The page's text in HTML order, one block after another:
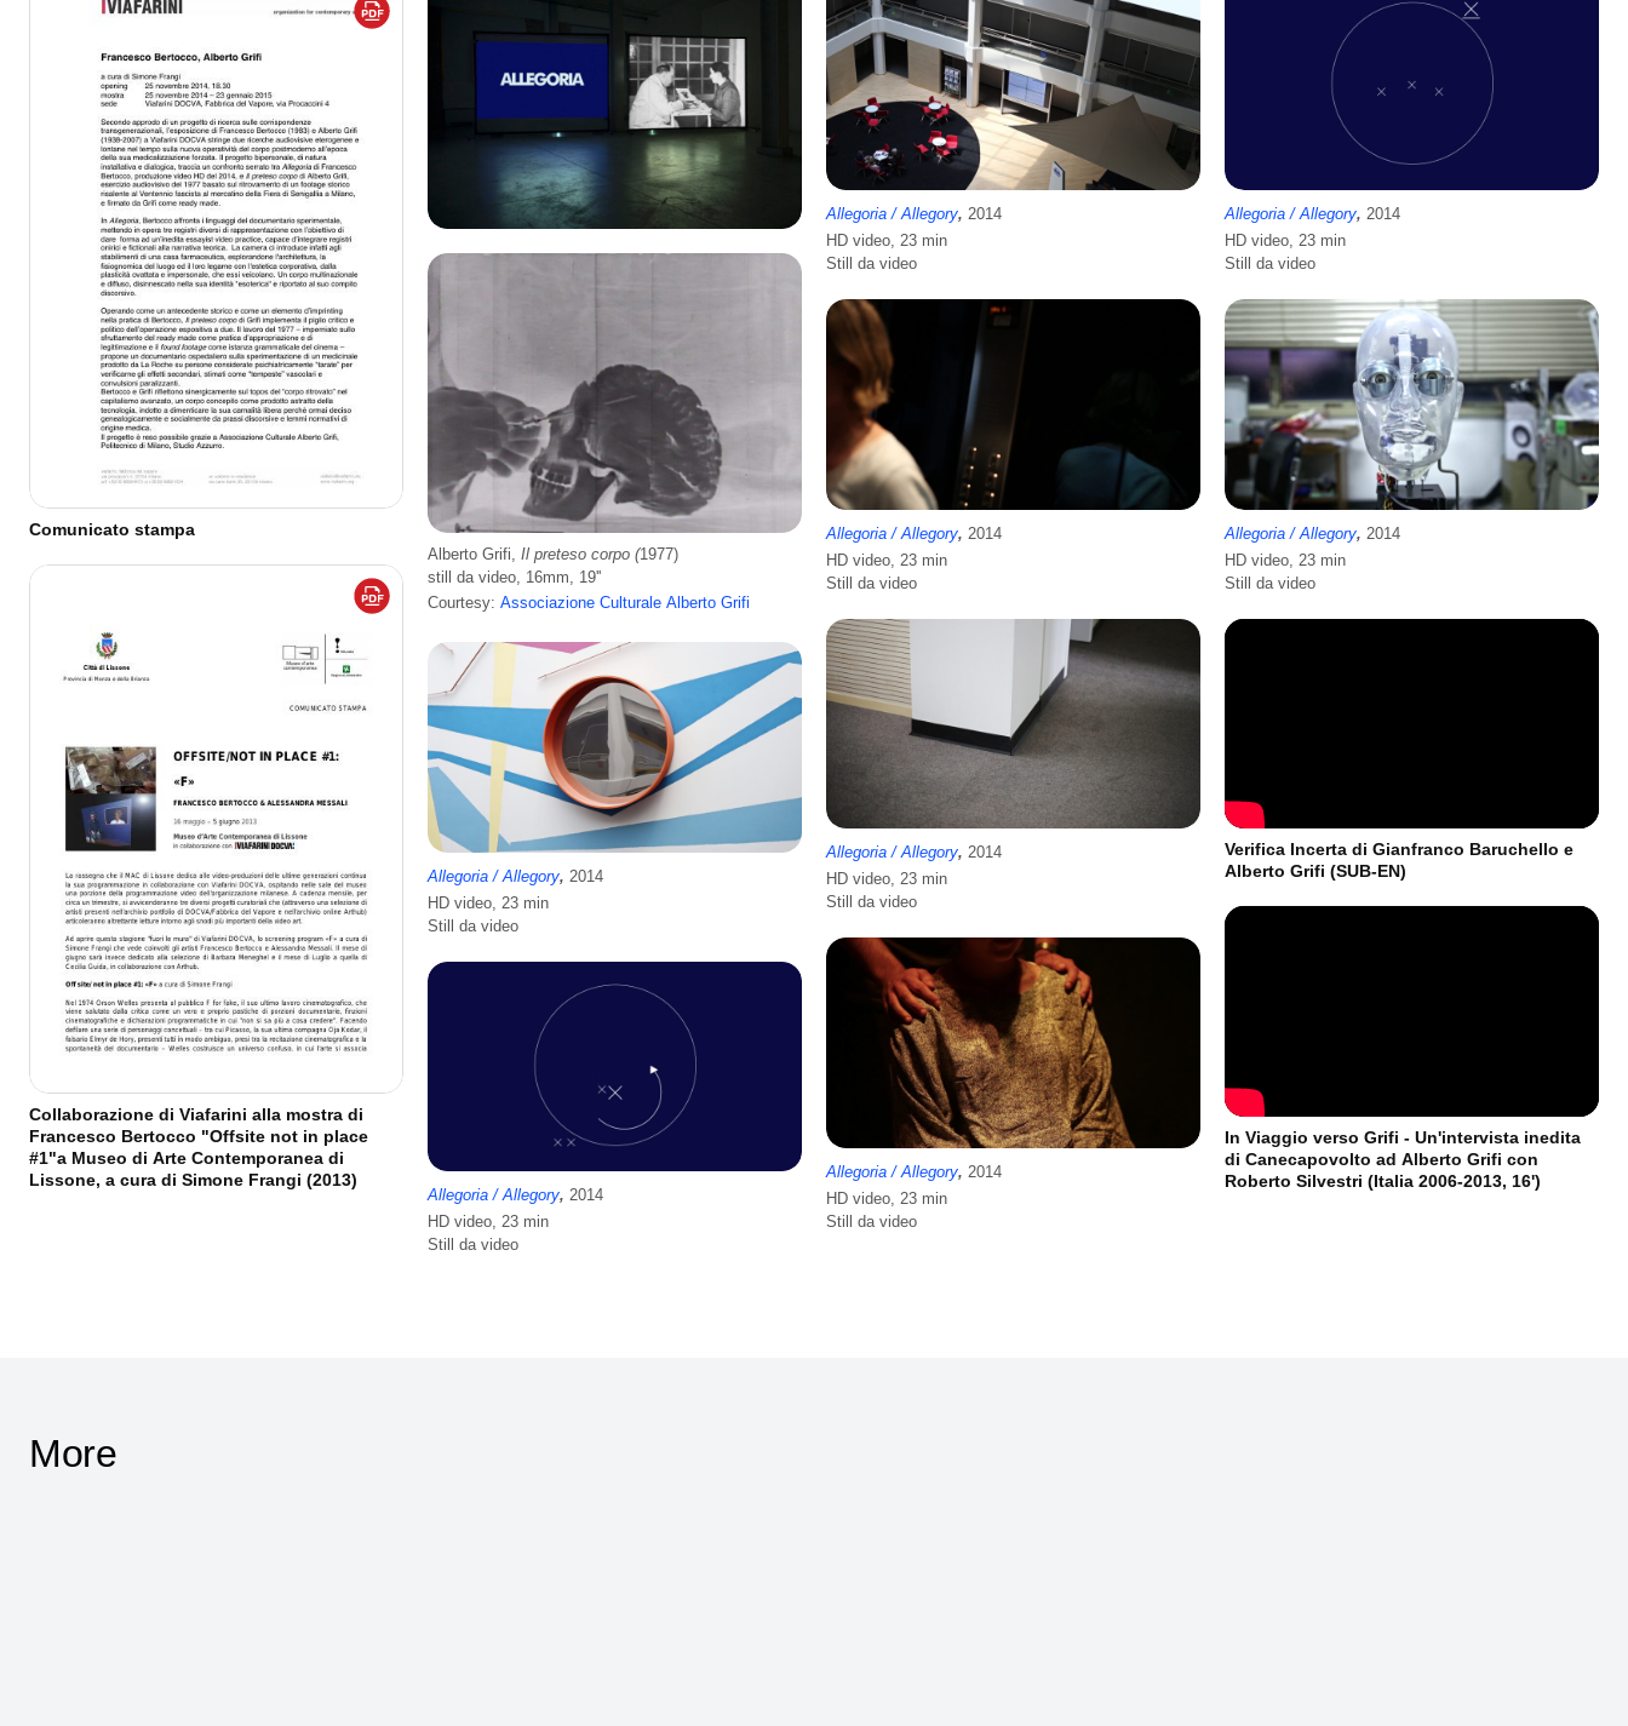
Comunicato stampa
Collaborazione di Viafarini alla mostra di
Francesco Bertocco "Offsite not in place
#1"a Museo di Arte Contemporanea di
Lissone, a cura di Simone Frangi (2013)
Alberto Grifi, Il preteso corpo (1977)
still da video, 16mm, 19''
Courtesy: Associazione Culturale Alberto Grifi
Allegoria / Allegory, 2014
HD video, 23 min
Still da video
Allegoria / Allegory, 2014
HD video, 23 min
Still da video
Allegoria / Allegory, 2014
HD video, 23 min
Still da video
Allegoria / Allegory, 2014
HD video, 23 min
Still da video
Allegoria / Allegory, 2014
HD video, 23 min
Still da video
Allegoria / Allegory, 2014
HD video, 23 min
Still da video
Allegoria / Allegory, 2014
HD video, 23 min
Still da video
Allegoria / Allegory, 2014
HD video, 23 min
Still da video
Verifica Incerta di Gianfranco Baruchello e
Alberto Grifi (SUB-EN)
In Viaggio verso Grifi - Un'intervista inedita
di Canecapovolto ad Alberto Grifi con
Roberto Silvestri (Italia 2006-2013, 16')
More